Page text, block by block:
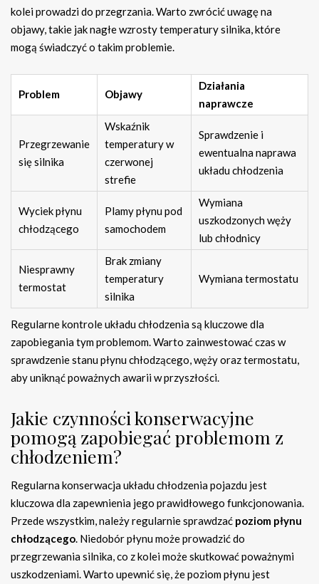
kolei prowadzi do przegrzania. Warto zwrócić uwagę na
objawy, takie jak nagłe wzrosty temperatury silnika, które
mogą świadczyć o takim problemie.
Problem Objawy
Działania
naprawcze
Przegrzewanie
się silnika
Wskaźnik
temperatury w
czerwonej
strefie
Sprawdzenie i
ewentualna naprawa
układu chłodzenia
Wyciek płynu
chłodzącego
Plamy płynu pod
samochodem
Wymiana
uszkodzonych węży
lub chłodnicy
Niesprawny
termostat
Brak zmiany
temperatury
silnika
Wymiana termostatu
Regularne kontrole układu chłodzenia są kluczowe dla
zapobiegania tym problemom. Warto zainwestować czas w
sprawdzenie stanu płynu chłodzącego, węży oraz termostatu,
aby uniknąć poważnych awarii w przyszłości.
Jakie czynności konserwacyjne
pomogą zapobiegać problemom z
chłodzeniem?
Regularna konserwacja układu chłodzenia pojazdu jest
kluczowa dla zapewnienia jego prawidłowego funkcjonowania.
Przede wszystkim, należy regularnie sprawdzać poziom płynu
chłodzącego. Niedobór płynu może prowadzić do
przegrzewania silnika, co z kolei może skutkować poważnymi
uszkodzeniami. Warto upewnić się, że poziom płynu jest